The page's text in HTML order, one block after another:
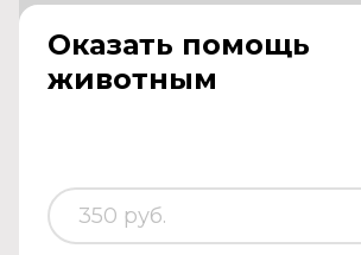
Оказать помощь
животным